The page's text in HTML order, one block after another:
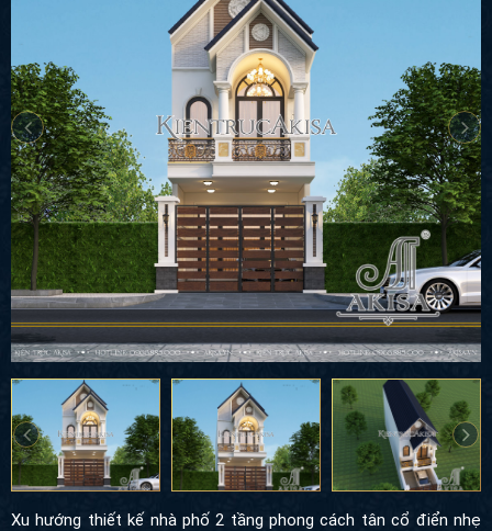
Xu hướng thiết kế nhà phố 2 tầng phong cách tân cổ điển nhẹ